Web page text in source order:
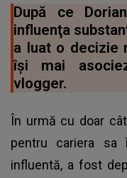
După ce
influenţa
a luat o decizie
îşi mai
vlogger.
În urmă cu doar
pentru cariera sa
influentă, a fost